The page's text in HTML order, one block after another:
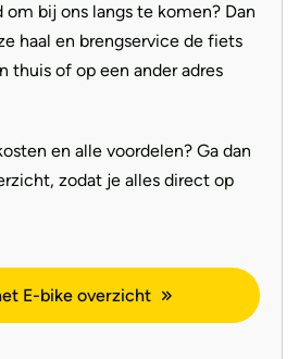
Image 5 Excite+ BLX betekent
een draagvermogen heeft tot wel
stabiliteit, flexibiliteit en
kijken naar bijvoorbeeld de
spaken, het remsysteem met 4
voorvork. Deze E-Bike is niet
iedereen die bijvoorbeeld veel
voor een kwalitatief
bij ons langs te komen? Dan
haal en brengservice de fiets
thuis of op een ander adres
en alle voordelen? Ga dan
zodat je alles direct op
E-bike overzicht